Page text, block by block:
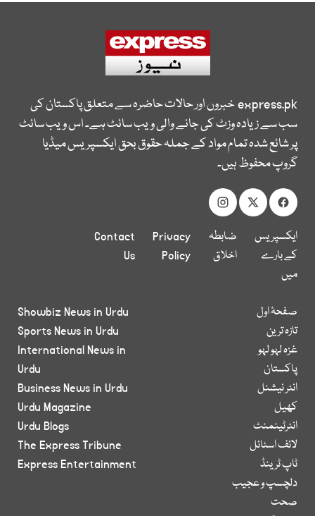
express.pkخبروں اور حالات حاضرہ سے متعلق پاکستان کی
سب سے زیادہ وزٹ کی جانے والی ویب سائٹ ہے۔ اس ویب سائٹ
پر شائع شدہ تمام مواد کے جملہ حقوق بحق ایکسپریس میڈیا
گروپ محفوظ ہیں۔
ایکسپریس
کے بارے
میں
ضابطہ
اخلاق
Privacy
Policy
Contact
Us
صفحۂ اول
تازہ ترین
غزہ لہو لہو
پاکستان
انٹر نیشنل
کھیل
انٹرٹینمنٹ
لائف اسٹائل
ٹاپ ٹرینڈ
دلچسپ و عجیب
صحت
Showbiz News in Urdu
Sports News in Urdu
International News in
Urdu
Business News in Urdu
Urdu Magazine
Urdu Blogs
The Express Tribune
Express Entertainment